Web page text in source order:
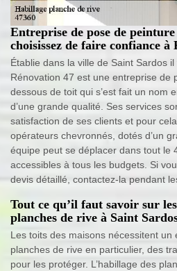
Entreprise de pose de
choisissez de faire confiance
Établie dans la ville de Saint Sardos
Rénovation 47 est une entreprise de
dessous de toit qui s’est fait un nom
d’une grande qualité. Ses services
satisfaction de ses clients et pour
opérateurs chevronnés, dotés d’un
équipe peut se déplacer dans tout le
accessibles à tous les budgets. Si
devis détaillé, contactez-la pendant
Tout ce qu’il faut savoir sur
planches de rive à Saint
Les toits des maisons nécessitent un
planches de rive en particulier, des
pour les protéger. L’habillage des